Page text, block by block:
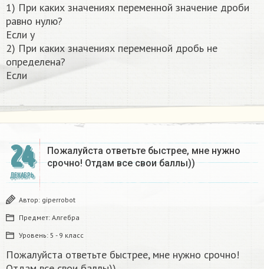
1) При каких значениях переменной значение дроби
равно нулю?
Если y
2) При каких значениях переменной дробь не
определена?
Если
24
ДЕКАБРЬ
Пожалуйста ответьте быстрее, мне нужно
срочно! Отдам все свои баллы))
Автор: giperrobot
Предмет: Алгебра
Уровень: 5 - 9 класс
Пожалуйста ответьте быстрее, мне нужно срочно!